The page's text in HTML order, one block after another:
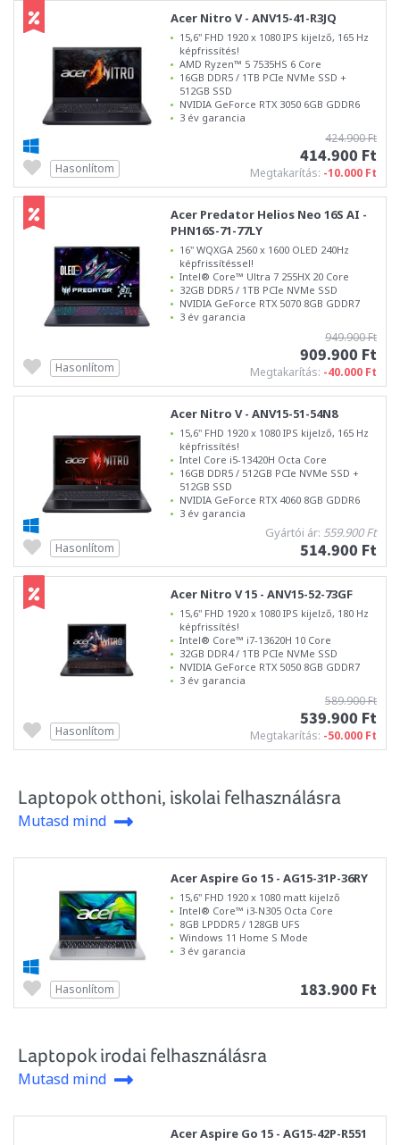
Acer Nitro V - ANV15-41-R3JQ
15,6" FHD 1920 x 1080 IPS kijelző, 165 Hz
képfrissítés!
AMD Ryzen™ 5 7535HS 6 Core
16GB DDR5 / 1TB PCIe NVMe SSD +
512GB SSD
NVIDIA GeForce RTX 3050 6GB GDDR6
3 év garancia
424.900 Ft
414.900 Ft
Megtakarítás: -10.000 Ft
Hasonlítom
Acer Predator Helios Neo 16S AI -
PHN16S-71-77LY
16" WQXGA 2560 x 1600 OLED 240Hz
képfrissítéssel!
Intel® Core™ Ultra 7 255HX 20 Core
32GB DDR5 / 1TB PCIe NVMe SSD
NVIDIA GeForce RTX 5070 8GB GDDR7
3 év garancia
949.900 Ft
909.900 Ft
Megtakarítás: -40.000 Ft
Hasonlítom
Acer Nitro V - ANV15-51-54N8
15,6" FHD 1920 x 1080 IPS kijelző, 165 Hz
képfrissítés!
Intel Core i5-13420H Octa Core
16GB DDR5 / 512GB PCIe NVMe SSD +
512GB SSD
NVIDIA GeForce RTX 4060 8GB GDDR6
3 év garancia
Gyártói ár: 559.900 Ft
514.900 Ft
Hasonlítom
Acer Nitro V 15 - ANV15-52-73GF
15,6" FHD 1920 x 1080 IPS kijelző, 180 Hz
képfrissítés!
Intel® Core™ i7-13620H 10 Core
32GB DDR4 / 1TB PCIe NVMe SSD
NVIDIA GeForce RTX 5050 8GB GDDR7
3 év garancia
589.900 Ft
539.900 Ft
Megtakarítás: -50.000 Ft
Hasonlítom
Laptopok otthoni, iskolai felhasználásra
Mutasd mind
Acer Aspire Go 15 - AG15-31P-36RY
15,6" FHD 1920 x 1080 matt kijelző
Intel® Core™ i3-N305 Octa Core
8GB LPDDR5 / 128GB UFS
Windows 11 Home S Mode
3 év garancia
183.900 Ft
Hasonlítom
Laptopok irodai felhasználásra
Mutasd mind
Acer Aspire Go 15 - AG15-42P-R551